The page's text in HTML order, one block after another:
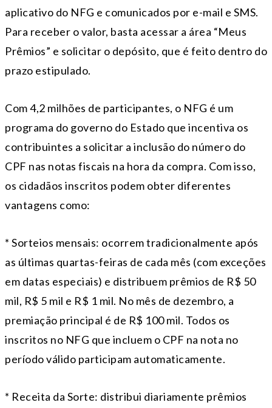
aplicativo do NFG e comunicados por e-mail e SMS.
Para receber o valor, basta acessar a área “Meus
Prêmios” e solicitar o depósito, que é feito dentro do
prazo estipulado.
Com 4,2 milhões de participantes, o NFG é um
programa do governo do Estado que incentiva os
contribuintes a solicitar a inclusão do número do
CPF nas notas fiscais na hora da compra. Com isso,
os cidadãos inscritos podem obter diferentes
vantagens como:
* Sorteios mensais: ocorrem tradicionalmente após
as últimas quartas-feiras de cada mês (com exceções
em datas especiais) e distribuem prêmios de R$ 50
mil, R$ 5 mil e R$ 1 mil. No mês de dezembro, a
premiação principal é de R$ 100 mil. Todos os
inscritos no NFG que incluem o CPF na nota no
período válido participam automaticamente.
* Receita da Sorte: distribui diariamente prêmios